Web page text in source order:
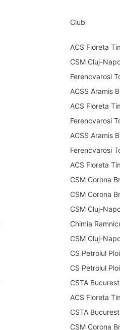
Club
ACS Floreta
CSM Cluj-
Ferencvarosi
ACSS Aramis
ACS Floreta
Ferencvarosi
ACSS Aramis
Ferencvarosi
ACS Floreta
CSM Corona
CSM Corona
CSM Cluj-
Chimia
CSM Cluj-
CS Petrolul
CS Petrolul
CSTA
ACS Floreta
CSTA
CSM Corona